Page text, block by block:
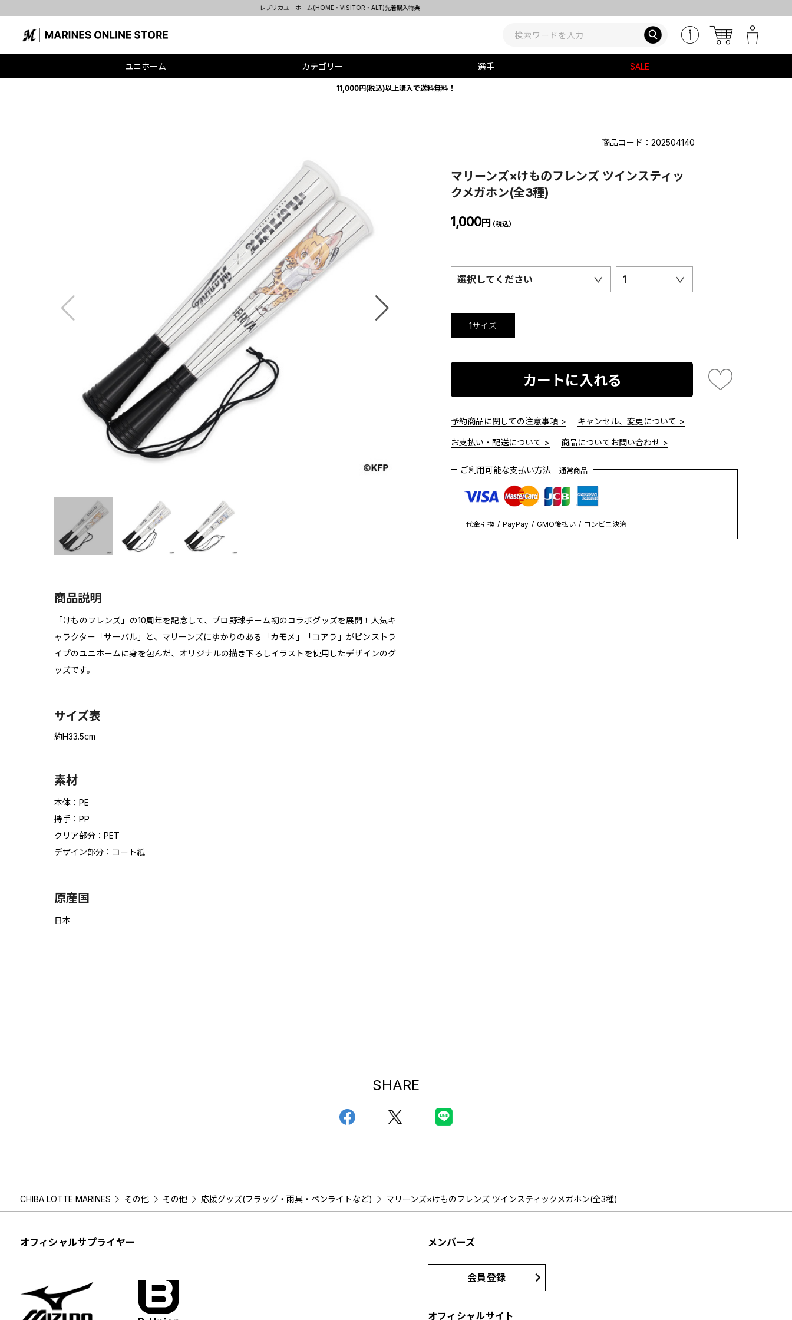
ユニホーム カテゴリー 選手 SALE
11,000円(税込)以上購入で送料無料！
商品説明
「けものフレンズ」の10周年を記念して、プロ野球チーム初のコラボグッズを展開！人気キ
ャラクター「サーバル」と、マリーンズにゆかりのある「カモメ」「コアラ」がピンストラ
イプのユニホームに身を包んだ、オリジナルの描き下ろしイラストを使用したデザインのグ
ッズです。
サイズ表
約H33.5cm
素材
本体：PE
持手：PP
クリア部分：PET
デザイン部分：コート紙
原産国
日本
商品コード：202504140
マリーンズ×けものフレンズ ツインスティッ
クメガホン(全3種)
1,000円（税込）
選択してください 1
1サイズ
カートに入れる
予約商品に関しての注意事項 > キャンセル、変更について >
お支払い・配送について > 商品についてお問い合わせ >
ご利用可能な支払い方法 通常商品
代金引換 PayPay GMO後払い コンビニ決済
SHARE
CHIBA LOTTE MARINES その他 その他 応援グッズ(フラッグ・雨具・ペンライトなど) マリーンズ×けものフレンズ ツインスティックメガホン(全3種)
オフィシャルサプライヤー メンバーズ
会員登録
オフィシャルサイト